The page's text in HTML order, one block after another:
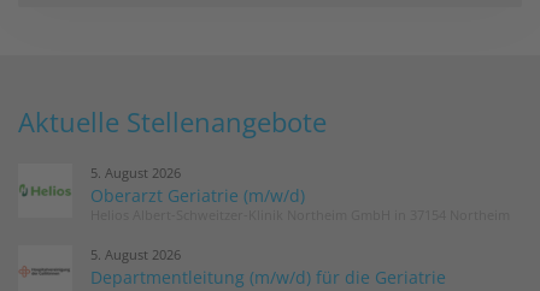
Aktuelle Stellenangebote
5. August 2026
Oberarzt Geriatrie (m/w/d)
5. August 2026
Departmentleitung (m/w/d) für die Geriatrie